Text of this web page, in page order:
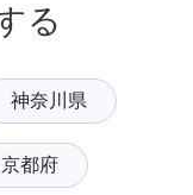
る
神奈川県
京都府